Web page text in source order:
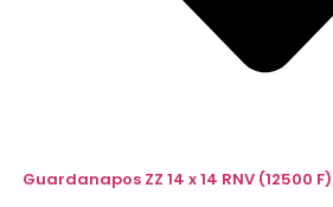
Guardanapos ZZ 14 x 14 RNV (12500 F)